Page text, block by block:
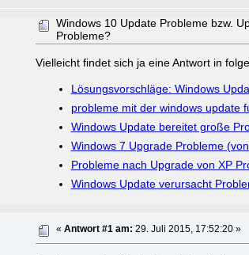
Windows 10 Update Probleme bzw.
Probleme?
Vielleicht findet sich ja eine Antwort in
Lösungsvorschläge: Windows
probleme mit der windows update
Windows Update bereitet große
Windows 7 Upgrade Probleme
Probleme nach Upgrade von XP
Windows Update verursacht
«Antwort #1 am: 29. Juli 2015, 17:52:20 »